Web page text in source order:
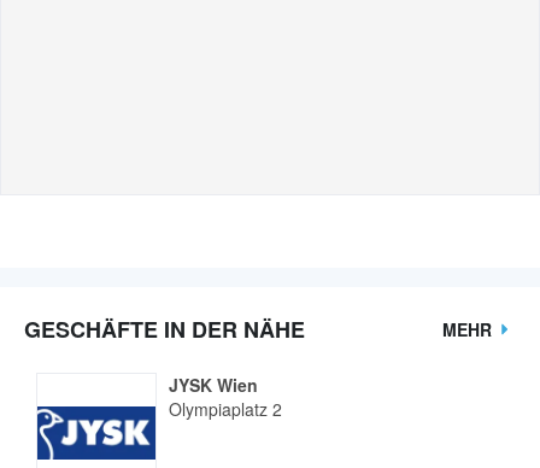
GESCHÄFTE IN DER NÄHE MEHR
JYSK Wien
Olympiaplatz 2